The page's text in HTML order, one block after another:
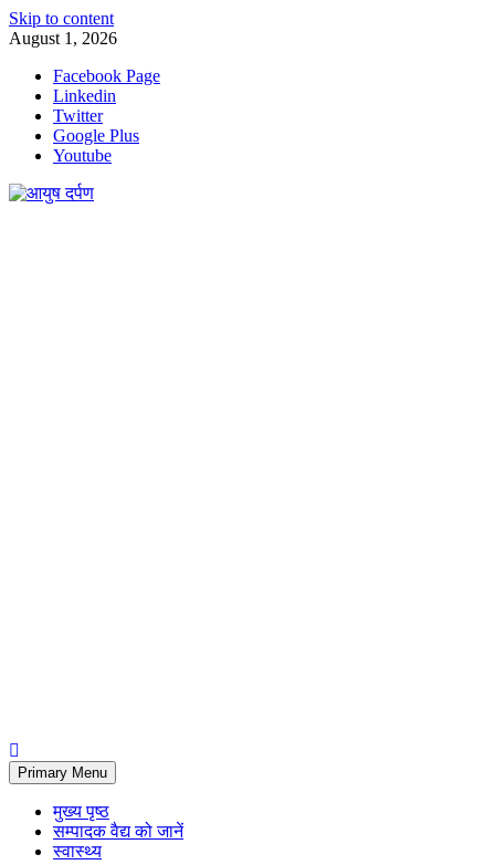
Skip to content
August 1, 2026
Facebook Page
Linkedin
Twitter
Google Plus
Youtube
Primary Menu
मुख्य पृष्ठ
सम्पादक वैद्य को जानें
स्वास्थ्य